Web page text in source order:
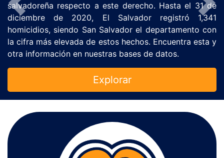
salvadoreña respecto a este derecho. Hasta el 31 de
diciembre de 2020, El Salvador registró 1,341
homicidios, siendo San Salvador el departamento con
la cifra más elevada de estos hechos. Encuentra esta y
otra información en nuestras bases de datos.
Explorar